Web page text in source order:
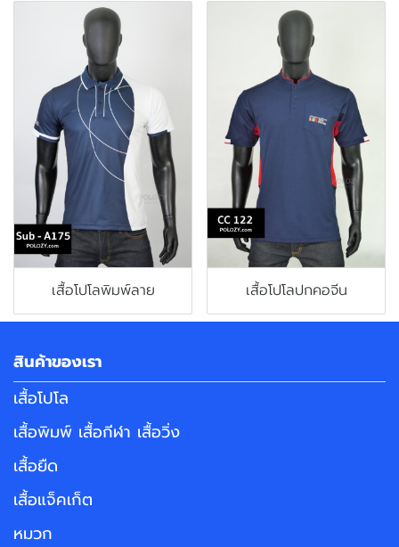
เสื้อโปโลพิมพ์ลาย เสื้อโปโลปกคอจีน
สินค้าของเรา
เสื้อโปโล
เสื้อพิมพ์ เสื้อกีฬา เสื้อวิ่ง
เสื้อยืด
เสื้อแจ็คเก็ต
หมวก